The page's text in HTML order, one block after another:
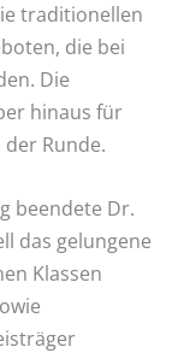
traditionellen
die bei
Die
hinaus für
Runde.
beendete Dr.
das gelungene
Klassen